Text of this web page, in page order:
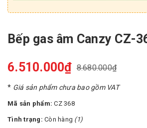
Bếp gas âm Canzy CZ-
6.510.000₫ 8.680.000₫
* Giá sản phẩm chưa bao gồm VAT
Mã sản phẩm:CZ 368
Tình trạng: Còn hàng (1)